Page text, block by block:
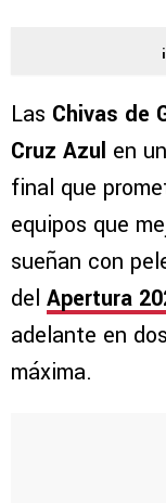
Las Chivas de
Cruz Azul en
final que
equipos que
sueñan con
del Apertura
adelante en
máxima.